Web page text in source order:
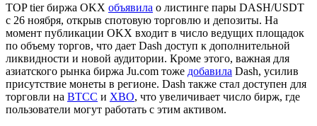
TOP tier биржа OKX объявила о листинге пары DASH/USDT
с 26 ноября, открыв спотовую торговлю и депозиты. На
момент публикации OKX входит в число ведущих площадок
по объему торгов, что дает Dash доступ к дополнительной
ликвидности и новой аудитории. Кроме этого, важная для
азиатского рынка биржа Ju.com тоже добавила Dash, усилив
присутствие монеты в регионе. Dash также стал доступен для
торговли на BTCC и XBO, что увеличивает число бирж, где
пользователи могут работать с этим активом.